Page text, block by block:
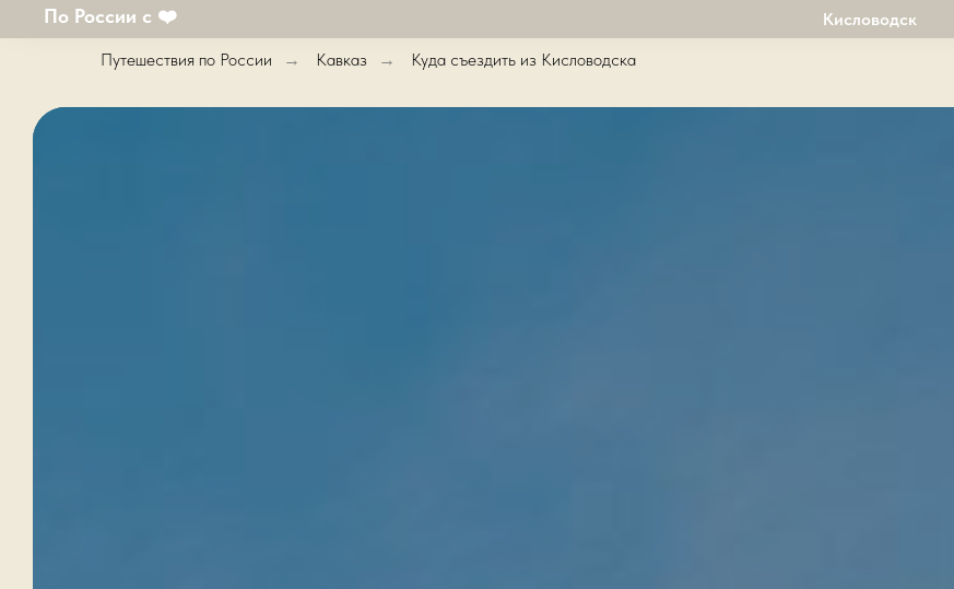
По России с ❤️ Кисловодск
Путешествия по России
→ Кавказ → Куда съездить из Кисловодска